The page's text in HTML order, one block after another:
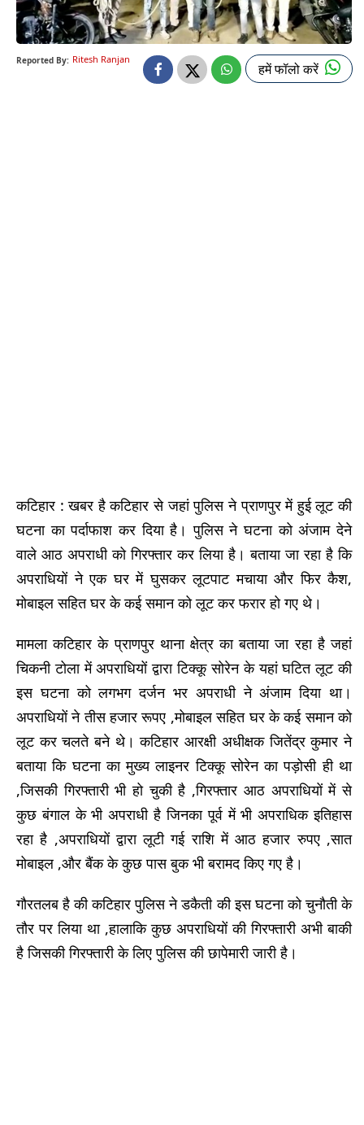
Reported By: Ritesh Ranjan
हमें फॉलो करें
कटिहार : खबर है कटिहार से जहां पुलिस ने प्राणपुर में हुई लूट की
घटना का पर्दाफाश कर दिया है। पुलिस ने घटना को अंजाम देने
वाले आठ अपराधी को गिरफ्तार कर लिया है। बताया जा रहा है कि
अपराधियों ने एक घर में घुसकर लूटपाट मचाया और फिर कैश,
मोबाइल सहित घर के कई समान को लूट कर फरार हो गए थे।
मामला कटिहार के प्राणपुर थाना क्षेत्र का बताया जा रहा है जहां
चिकनी टोला में अपराधियों द्वारा टिक्कू सोरेन के यहां घटित लूट की
इस घटना को लगभग दर्जन भर अपराधी ने अंजाम दिया था।
अपराधियों ने तीस हजार रूपए ,मोबाइल सहित घर के कई समान को
लूट कर चलते बने थे। कटिहार आरक्षी अधीक्षक जितेंद्र कुमार ने
बताया कि घटना का मुख्य लाइनर टिक्कू सोरेन का पड़ोसी ही था
,जिसकी गिरफ्तारी भी हो चुकी है ,गिरफ्तार आठ अपराधियों में से
कुछ बंगाल के भी अपराधी है जिनका पूर्व में भी अपराधिक इतिहास
रहा है ,अपराधियों द्वारा लूटी गई राशि में आठ हजार रुपए ,सात
मोबाइल ,और बैंक के कुछ पास बुक भी बरामद किए गए है।
गौरतलब है की कटिहार पुलिस ने डकैती की इस घटना को चुनौती के
तौर पर लिया था ,हालाकि कुछ अपराधियों की गिरफ्तारी अभी बाकी
है जिसकी गिरफ्तारी के लिए पुलिस की छापेमारी जारी है।